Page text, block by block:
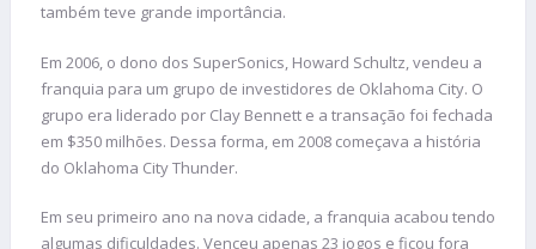
também teve grande importância.
Em 2006, o dono dos SuperSonics, Howard Schultz, vendeu a
franquia para um grupo de investidores de Oklahoma City. O
grupo era liderado por Clay Bennett e a transação foi fechada
em $350 milhões. Dessa forma, em 2008 começava a história
do Oklahoma City Thunder.
Em seu primeiro ano na nova cidade, a franquia acabou tendo
algumas dificuldades. Venceu apenas 23 jogos e ficou fora